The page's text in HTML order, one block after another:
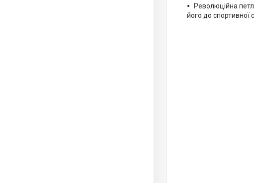
Революційна
його до спортивної